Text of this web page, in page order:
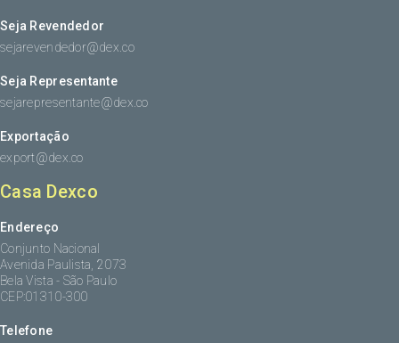
Seja Revendedor
sejarevendedor@dex.co
Seja Representante
sejarepresentante@dex.co
Exportação
export@dex.co
Casa Dexco
Endereço
Conjunto Nacional
Avenida Paulista, 2073
Bela Vista - São Paulo
CEP:01310-300
Telefone